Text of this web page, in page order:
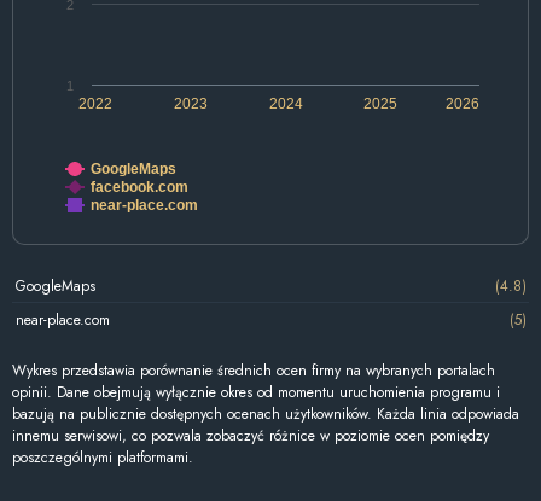
2022 2024 2026
2023 2025
1
2
GoogleMaps
facebook.com
near-place.com
GoogleMaps
(4.8)
near-place.com
(5)
Wykres przedstawia porównanie średnich ocen firmy na wybranych portalach
opinii. Dane obejmują wyłącznie okres od momentu uruchomienia programu i
bazują na publicznie dostępnych ocenach użytkowników. Każda linia odpowiada
innemu serwisowi, co pozwala zobaczyć różnice w poziomie ocen pomiędzy
poszczególnymi platformami.